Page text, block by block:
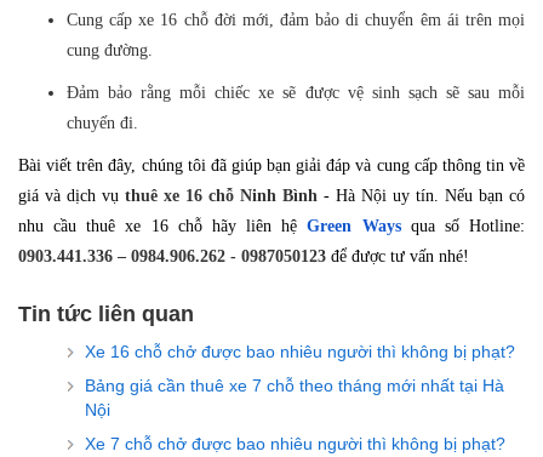
Cung cấp xe 16 chỗ đời mới, đảm bảo di chuyển êm ái trên mọi
cung đường.
Đảm bảo rằng mỗi chiếc xe sẽ được vệ sinh sạch sẽ sau mỗi
chuyến đi.
Bài viết trên đây, chúng tôi đã giúp bạn giải đáp và cung cấp thông tin về
giá và dịch vụ thuê xe 16 chỗ Ninh Bình - Hà Nội uy tín. Nếu bạn có
nhu cầu thuê xe 16 chỗ hãy liên hệGreen Waysqua số Hotline:
0903.441.336 – 0984.906.262 - 0987050123 để được tư vấn nhé!
Tin tức liên quan
Xe 16 chỗ chở được bao nhiêu người thì không bị phạt?
Bảng giá cần thuê xe 7 chỗ theo tháng mới nhất tại Hà
Nội
Xe 7 chỗ chở được bao nhiêu người thì không bị phạt?